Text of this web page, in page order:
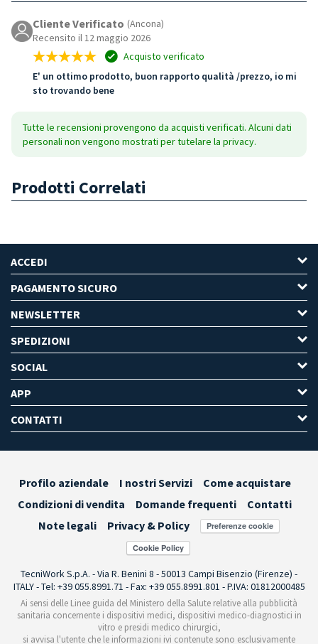
Cliente Verificato (Ancona)
Recensito il 12 maggio 2026
Acquisto verificato
E' un ottimo prodotto, buon rapporto qualità /prezzo, io mi
sto trovando bene
Tutte le recensioni provengono da acquisti verificati. Alcuni dati
personali non vengono mostrati per tutelare la privacy.
Prodotti Correlati
ACCEDI
PAGAMENTO SICURO
NEWSLETTER
SPEDIZIONI
SOCIAL
APP
CONTATTI
Profilo aziendale I nostri Servizi
Come acquistare
Condizioni di vendita
Domande frequenti
Contatti
Note legali
Privacy & Policy Preferenze cookie
TecniWork S.p.A. - Via R. Benini 8 - 50013 Campi Bisenzio (Firenze) -
ITALY - Tel: +39 055.8991.71 - Fax: +39 055.8991.801 - P.IVA: 01812000485
Ai sensi delle Linee guida del Ministero della Salute relative alla pubblicità
sanitaria concernente i dispositivi medici, dispositivi medico-diagnostici in
vitro e presidi medico chirurgici,
si avvisa l'utente che le informazioni ivi contenute sono esclusivamente